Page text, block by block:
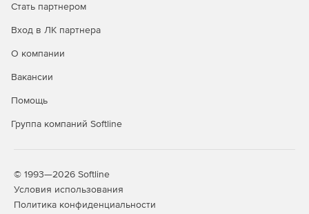
любого документа прозрачной и быстрой. Защищенность
архива позволяет оградить организацию от утечек
копирование документов позволяет сделать их хранение
Стать партнером
Вход в ЛК партнера
О компании
Вакансии
Помощь
Группа компаний Softline
© 1993—2026 Softline
Условия использования
Политика конфиденциальности